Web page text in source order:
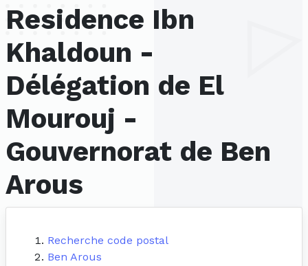
Residence Ibn
Khaldoun -
Délégation de El
Mourouj -
Gouvernorat de Ben
Arous
Recherche code postal
Ben Arous